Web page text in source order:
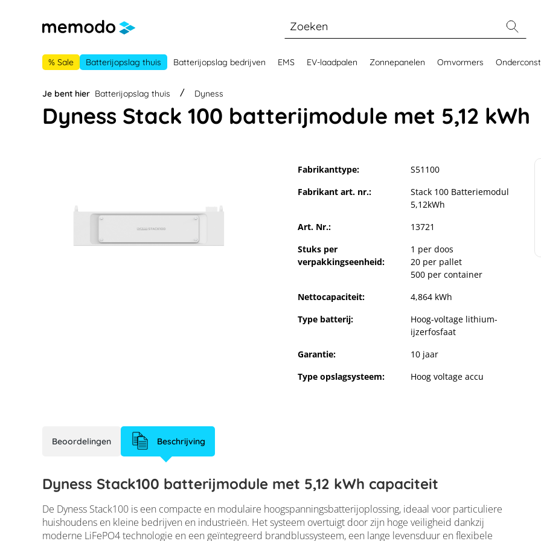
% Sale Batterijopslag thuis Batterijopslag bedrijven EMS EV-laadpalen Zonnepanelen Omvormers
Je bent hier Batterijopslag thuis Dyness
Dyness Stack 100 batterijmodule met 5,12 kWh
Fabrikanttype:
S51100
Fabrikant art. nr.:
Stack 100 Batteriemodul
5,12kWh
Art. Nr.:
13721
Stuks per
verpakkingseenheid:
1 per doos
20 per pallet
500 per container
Nettocapaciteit:
4,864 kWh
Type batterij:
Hoog-voltage lithium-
ijzerfosfaat
Garantie:
10 jaar
Type opslagsysteem:
Hoog voltage accu
Beoordelingen Beschrijving
Dyness Stack100 batterijmodule met 5,12 kWh capaciteit
De Dyness Stack100 is een compacte en modulaire hoogspanningsbatterijoplossing, ideaal voor particuliere
huishoudens en kleine bedrijven en industrieën. Het systeem overtuigt door zijn hoge veiligheid dankzij
moderne LiFePO4 technologie en een geïntegreerd brandblussysteem, een lange levensduur en flexibele